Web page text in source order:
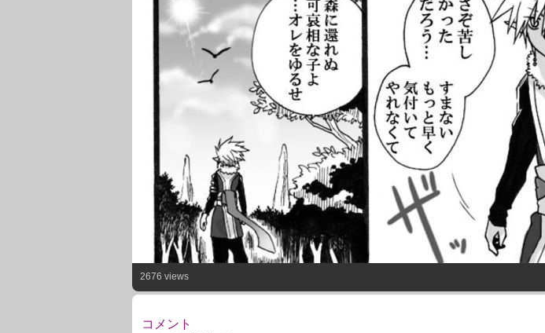
2676 views
コメント